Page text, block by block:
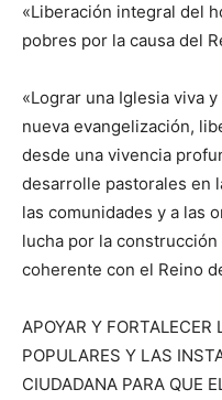
«Liberación integral del
pobres por la causa del
«Lograr una Iglesia viva
nueva evangelización,
desde una vivencia
desarrolle pastorales en
las comunidades y a las
lucha por la
coherente con el Reino
APOYAR Y FORTALECER
POPULARES Y LAS
CIUDADANA PARA QUE